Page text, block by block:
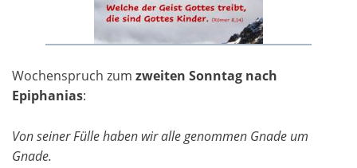
Wochenspruch zum zweiten Sonntag nach
Epiphanias:
Von seiner Fülle haben wir alle genommen Gnade um
Gnade.